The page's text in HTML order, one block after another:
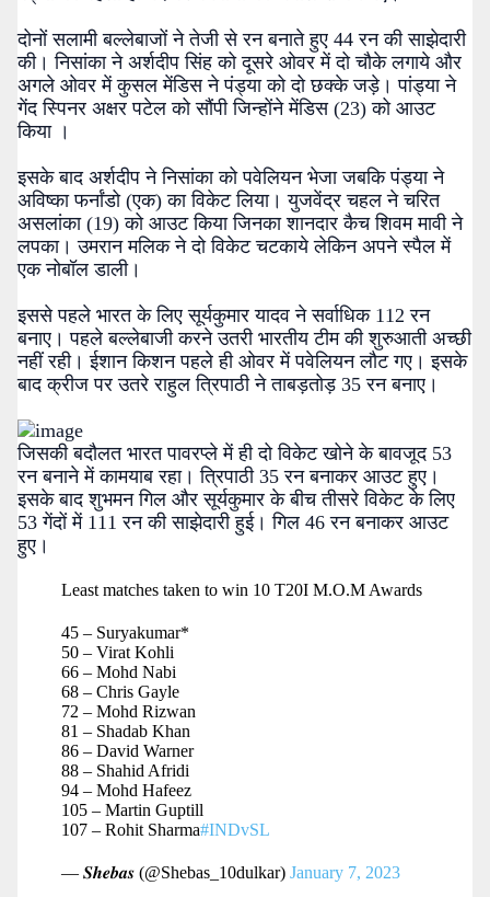
दोनों सलामी बल्लेबाजों ने तेजी से रन बनाते हुए 44 रन की साझेदारी
की। निसांका ने अर्शदीप सिंह को दूसरे ओवर में दो चौके लगाये और
अगले ओवर में कुसल मेंडिस ने पंड्या को दो छक्के जड़े। पांड्या ने
गेंद स्पिनर अक्षर पटेल को सौंपी जिन्होंने मेंडिस (23) को आउट
किया ।
इसके बाद अर्शदीप ने निसांका को पवेलियन भेजा जबकि पंड्या ने
अविष्का फर्नांडो (एक) का विकेट लिया। युजवेंद्र चहल ने चरित
असलांका (19) को आउट किया जिनका शानदार कैच शिवम मावी ने
लपका। उमरान मलिक ने दो विकेट चटकाये लेकिन अपने स्पैल में
एक नोबॉल डाली।
इससे पहले भारत के लिए सूर्यकुमार यादव ने सर्वाधिक 112 रन
बनाए। पहले बल्लेबाजी करने उतरी भारतीय टीम की शुरुआती अच्छी
नहीं रही। ईशान किशन पहले ही ओवर में पवेलियन लौट गए। इसके
बाद क्रीज पर उतरे राहुल त्रिपाठी ने ताबड़तोड़ 35 रन बनाए।
जिसकी बदौलत भारत पावरप्ले में ही दो विकेट खोने के बावजूद 53
रन बनाने में कामयाब रहा। त्रिपाठी 35 रन बनाकर आउट हुए।
इसके बाद शुभमन गिल और सूर्यकुमार के बीच तीसरे विकेट के लिए
53 गेंदों में 111 रन की साझेदारी हुई। गिल 46 रन बनाकर आउट
हुए।
Least matches taken to win 10 T20I M.O.M Awards
45 – Suryakumar*
50 – Virat Kohli
66 – Mohd Nabi
68 – Chris Gayle
72 – Mohd Rizwan
81 – Shadab Khan
86 – David Warner
88 – Shahid Afridi
94 – Mohd Hafeez
105 – Martin Guptill
107 – Rohit Sharma#INDvSL
— 𝑺𝒉𝒆𝒃𝒂𝒔 (@Shebas_10dulkar) January 7, 2023